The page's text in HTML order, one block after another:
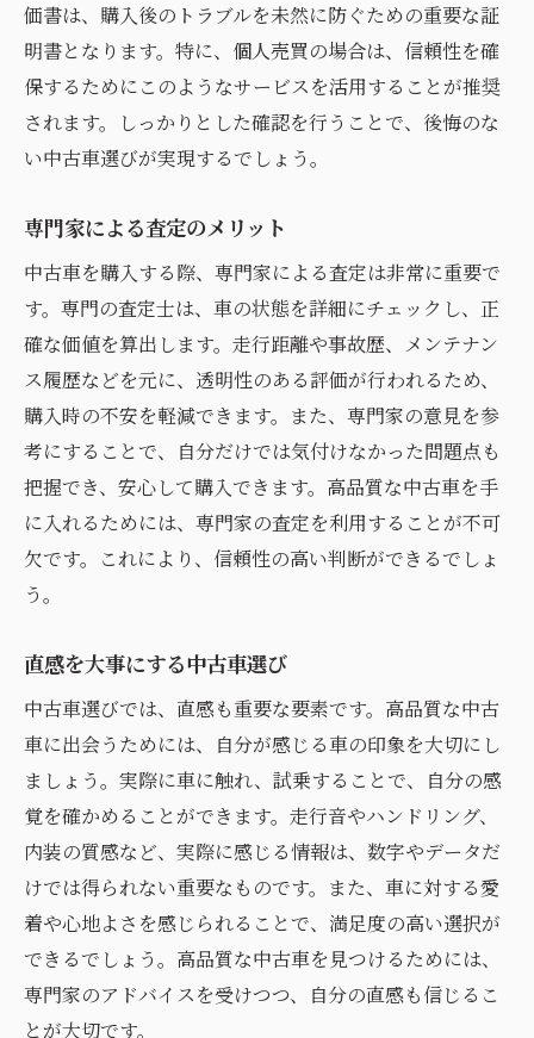
価書は、購入後のトラブルを未然に防ぐための重要な証
明書となります。特に、個人売買の場合は、信頼性を確
保するためにこのようなサービスを活用することが推奨
されます。しっかりとした確認を行うことで、後悔のな
い中古車選びが実現するでしょう。
専門家による査定のメリット
中古車を購入する際、専門家による査定は非常に重要で
す。専門の査定士は、車の状態を詳細にチェックし、正
確な価値を算出します。走行距離や事故歴、メンテナン
ス履歴などを元に、透明性のある評価が行われるため、
購入時の不安を軽減できます。また、専門家の意見を参
考にすることで、自分だけでは気付けなかった問題点も
把握でき、安心して購入できます。高品質な中古車を手
に入れるためには、専門家の査定を利用することが不可
欠です。これにより、信頼性の高い判断ができるでしょ
う。
直感を大事にする中古車選び
中古車選びでは、直感も重要な要素です。高品質な中古
車に出会うためには、自分が感じる車の印象を大切にし
ましょう。実際に車に触れ、試乗することで、自分の感
覚を確かめることができます。走行音やハンドリング、
内装の質感など、実際に感じる情報は、数字やデータだ
けでは得られない重要なものです。また、車に対する愛
着や心地よさを感じられることで、満足度の高い選択が
できるでしょう。高品質な中古車を見つけるためには、
専門家のアドバイスを受けつつ、自分の直感も信じるこ
とが大切です。